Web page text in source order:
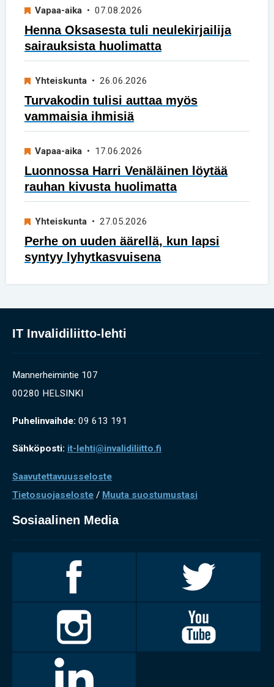
Vapaa-aika • 07.08.2026
Henna Oksasesta tuli neulekirjailija
sairauksista huolimatta
Yhteiskunta • 26.06.2026
Turvakodin tulisi auttaa myös
vammaisia ihmisiä
Vapaa-aika • 17.06.2026
Luonnossa Harri Venäläinen löytää
rauhan kivusta huolimatta
Yhteiskunta • 27.05.2026
Perhe on uuden äärellä, kun lapsi
syntyy lyhytkasvuisena
IT Invalidiliitto-lehti
Mannerheimintie 107
00280 HELSINKI
Puhelinvaihde: 09 613 191
Sähköposti: it-lehti@invalidiliitto.fi
Saavutettavuusseloste
Tietosuojaseloste / Muuta suostumustasi
Sosiaalinen Media
Facebookissa
Twitterissä
Invalidiliitto
Instagramissa
Youtubessa